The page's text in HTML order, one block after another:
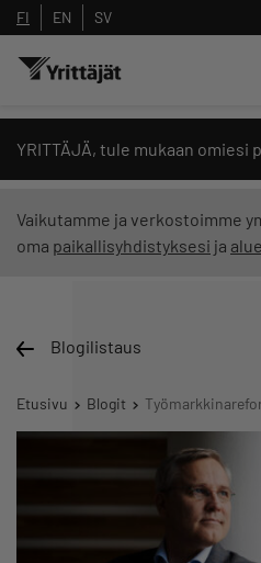
FI EN SV
YRITTÄJÄ, tule mukaan omiesi
Vaikutamme ja verkostoimme
oma paikallisyhdistyksesi ja
Blogilistaus
Etusivu Blogit
Hae sivustolta tai
Yrittäjien tekoälyltä
Suodata hakutuloksia: